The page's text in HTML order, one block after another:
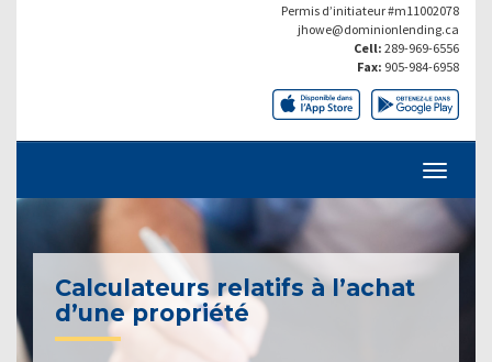
Permis d’initiateur #m11002078
jhowe@dominionlending.ca
Cell: 289-969-6556
Fax: 905-984-6958
Calculateurs relatifs à l’achat
d’une propriété